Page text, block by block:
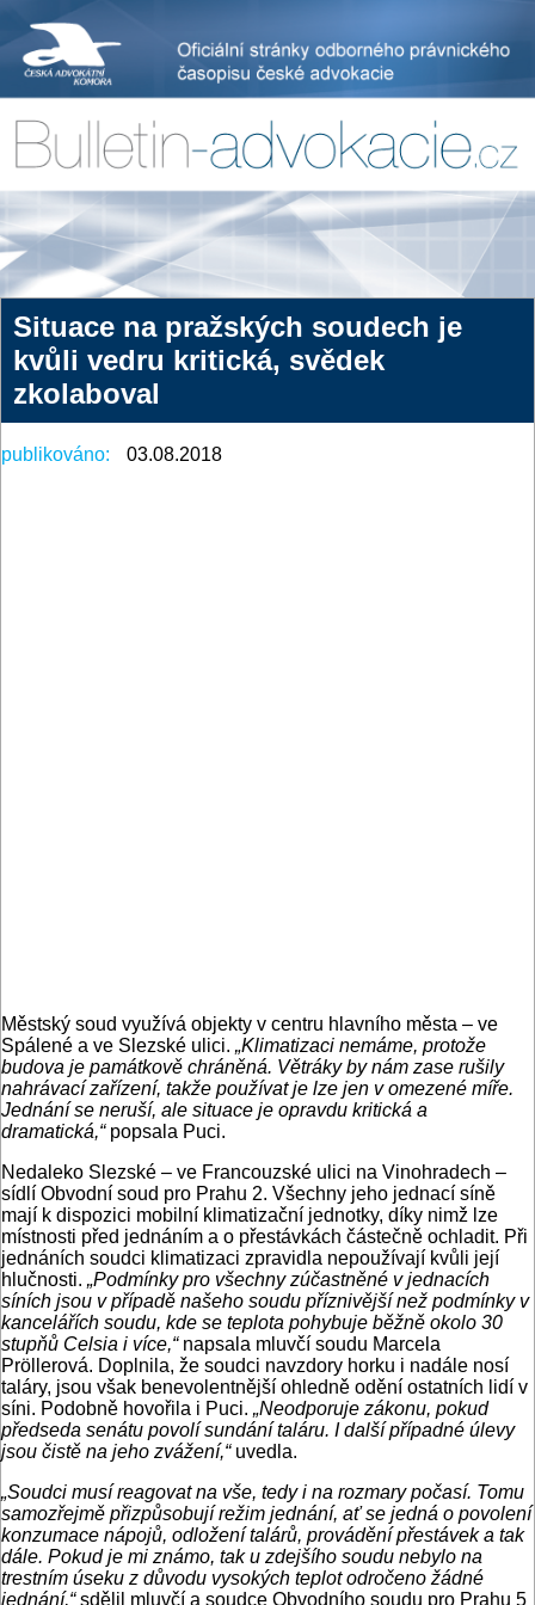
Situace na pražských soudech je
kvůli vedru kritická, svědek
zkolaboval
publikováno: 03.08.2018
Městský soud využívá objekty v centru hlavního města – ve
Spálené a ve Slezské ulici. „Klimatizaci nemáme, protože
budova je památkově chráněná. Větráky by nám zase rušily
nahrávací zařízení, takže používat je lze jen v omezené míře.
Jednání se neruší, ale situace je opravdu kritická a
dramatická,“popsala Puci.
Nedaleko Slezské – ve Francouzské ulici na Vinohradech –
sídlí Obvodní soud pro Prahu 2. Všechny jeho jednací síně
mají k dispozici mobilní klimatizační jednotky, díky nimž lze
místnosti před jednáním a o přestávkách částečně ochladit. Při
jednáních soudci klimatizaci zpravidla nepoužívají kvůli její
hlučnosti. „Podmínky pro všechny zúčastněné v jednacích
síních jsou v případě našeho soudu příznivější než podmínky v
kancelářích soudu, kde se teplota pohybuje běžně okolo 30
stupňů Celsia i více,“napsala mluvčí soudu Marcela
Pröllerová. Doplnila, že soudci navzdory horku i nadále nosí
taláry, jsou však benevolentnější ohledně odění ostatních lidí v
síni. Podobně hovořila i Puci. „Neodporuje zákonu, pokud
předseda senátu povolí sundání taláru. I další případné úlevy
jsou čistě na jeho zvážení,“uvedla.
„Soudci musí reagovat na vše, tedy i na rozmary počasí. Tomu
samozřejmě přizpůsobují režim jednání, ať se jedná o povolení
konzumace nápojů, odložení talárů, provádění přestávek a tak
dále. Pokud je mi známo, tak u zdejšího soudu nebylo na
trestním úseku z důvodu vysokých teplot odročeno žádné
jednání,“sdělil mluvčí a soudce Obvodního soudu pro Prahu 5